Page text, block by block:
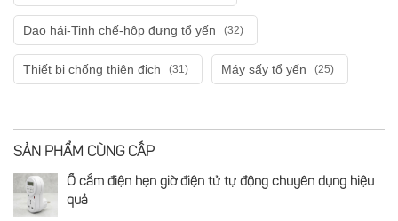
Dao hái-Tinh chế-hộp đựng tổ yến (32)
Thiết bị chống thiên địch (31) Máy sấy tổ yến (25)
SẢN PHẨM CÙNG CẤP
Ổ cắm điện hẹn giờ điện tử tự động chuyên dụng hiệu
quả